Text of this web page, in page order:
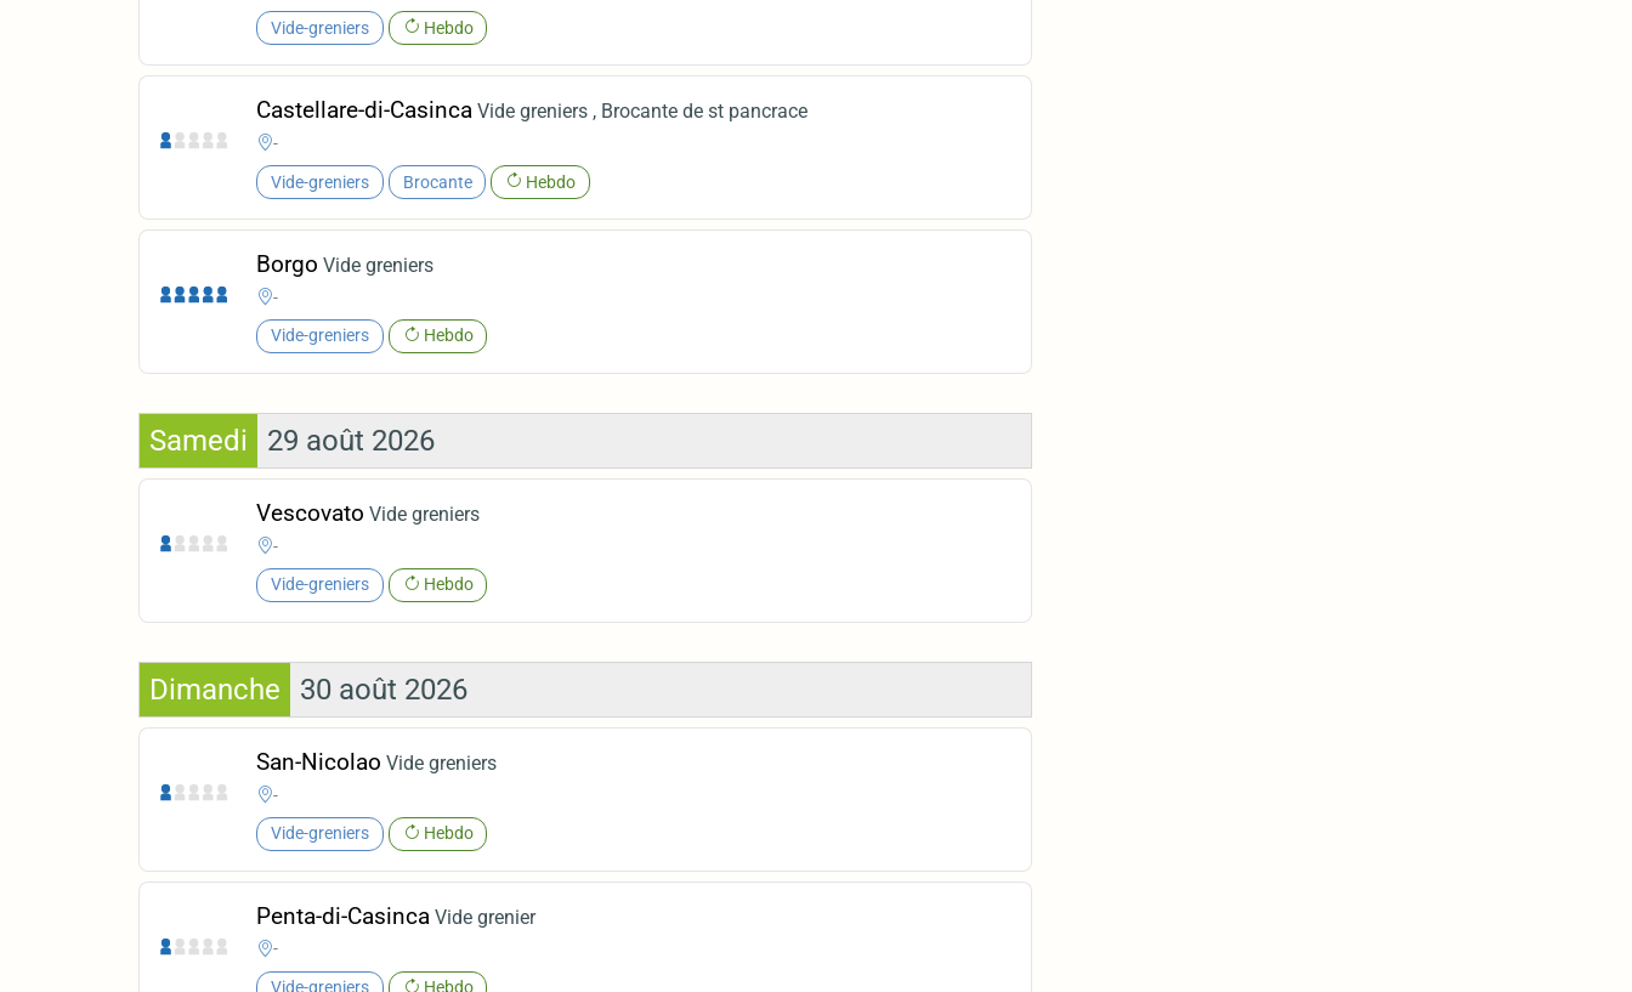
Vide-greniers Hebdo
Castellare-di-Casinca Vide greniers , Brocante de st pancrace
-
Vide-greniers Brocante Hebdo
Borgo Vide greniers
-
Vide-greniers Hebdo
Samedi 29 août 2026
Vescovato Vide greniers
-
Vide-greniers Hebdo
Dimanche 30 août 2026
San-Nicolao Vide greniers
-
Vide-greniers Hebdo
Penta-di-Casinca Vide grenier
-